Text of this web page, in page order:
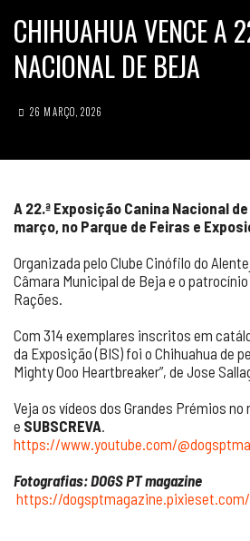
CHIHUAHUA VENCE A
NACIONAL DE BEJA
26 MARÇO, 2026
A 22.ª Exposição Canina Nacional
março, no Parque de Feiras e
Organizada pelo Clube Cinófilo do
Câmara Municipal de Beja e o
Rações.
Com 314 exemplares inscritos em
da Exposição (BIS) foi o Chihuahua de
Mighty Ooo Heartbreaker”, de Jose
Veja os vídeos dos Grandes Prémios no
e SUBSCREVA.
https://www.youtube.com/
Fotografias: DOGS PT magazine
https://dogsptmagazine.pixieset.com/